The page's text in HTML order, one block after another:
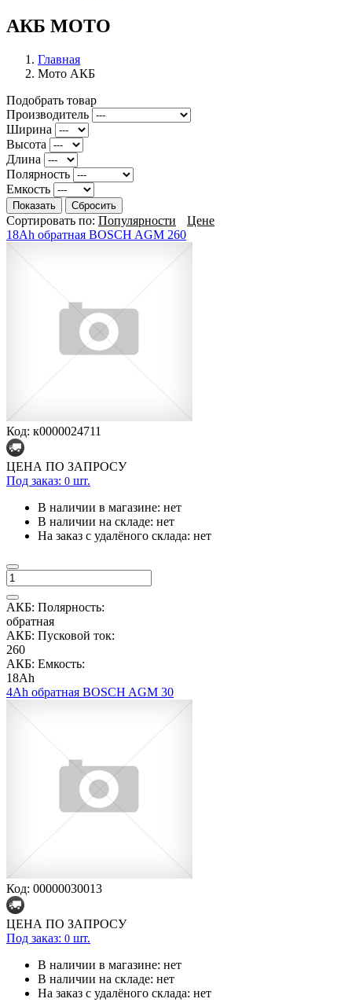
АКБ МОТО
Главная
Мото АКБ
Подобрать товар
Производитель
Ширина
Высота
Длина
Полярность
Емкость
Показать Сбросить
Сортировать по: Популярности
Цене
18Ah обратная BOSCH AGM 260
Код: к0000024711
ЦЕНА ПО ЗАПРОСУ
Под заказ: 0 шт.
В наличии в магазине: нет
В наличии на складе: нет
На заказ с удалёного склада: нет
АКБ: Полярность:
обратная
АКБ: Пусковой ток:
260
АКБ: Емкость:
18Ah
4Ah обратная BOSCH AGM 30
Код: 00000030013
ЦЕНА ПО ЗАПРОСУ
Под заказ: 0 шт.
В наличии в магазине: нет
В наличии на складе: нет
На заказ с удалёного склада: нет